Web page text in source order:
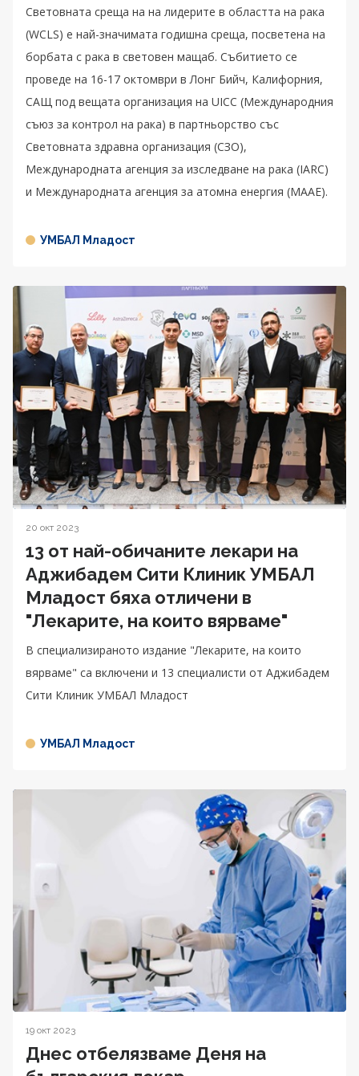
Световната среща на на лидерите в областта на рака
(WCLS) е най-значимата годишна среща, посветена на
борбата с рака в световен мащаб. Събитието се
проведе на 16-17 октомври в Лонг Бийч, Калифорния,
САЩ под вещата организация на UICC (Международния
съюз за контрол на рака) в партньорство със
Световната здравна организация (СЗО),
Международната агенция за изследване на рака (IARC)
и Международната агенция за атомна енергия (МААЕ).
УМБАЛ Младост
20 окт 2023
13 от най-обичаните лекари на
Аджибадем Сити Клиник УМБАЛ
Младост бяха отличени в
"Лекарите, на които вярваме"
В специализираното издание "Лекарите, на които
вярваме" са включени и 13 специалисти от Аджибадем
Сити Клиник УМБАЛ Младост
УМБАЛ Младост
19 окт 2023
Днес отбелязваме Деня на